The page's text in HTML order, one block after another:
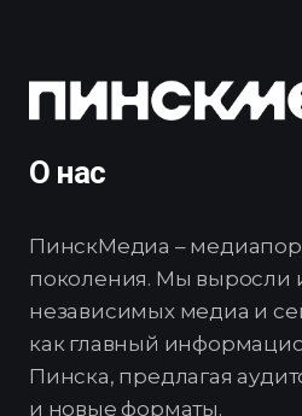
О нас
ПинскМедиа –
поколения. Мы выросли
независимых медиа и
как главный
Пинска, предлагая
и новые форматы.